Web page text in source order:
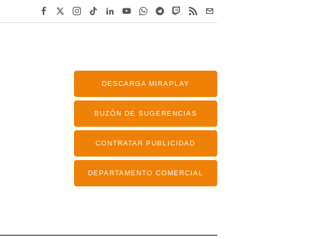
DESCARGA MIRAPLAY
BUZÓN DE SUGERENCIAS
CONTRATAR PUBLICIDAD
DEPARTAMENTO COMERCIAL